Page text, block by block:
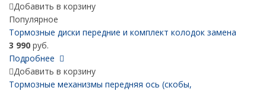
Добавить в корзину
Популярное
Тормозные диски передние и комплект колодок замена
3 990 руб.
Подробнее
Добавить в корзину
Тормозные механизмы передняя ось (скобы,